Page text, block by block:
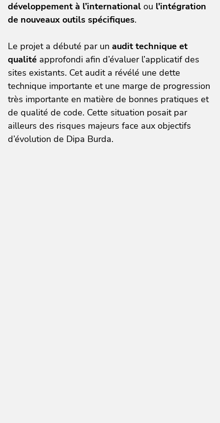
développement à l’international ou l'intégration
de nouveaux outils spécifiques.
Le projet a débuté par un audit technique et
qualité approfondi afin d’évaluer l’applicatif des
sites existants. Cet audit a révélé une dette
technique importante et une marge de progression
très importante en matière de bonnes pratiques et
de qualité de code. Cette situation posait par
ailleurs des risques majeurs face aux objectifs
d’évolution de Dipa Burda.